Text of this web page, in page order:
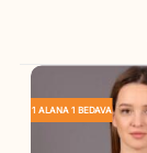
1 ALANA 1 BEDAVA